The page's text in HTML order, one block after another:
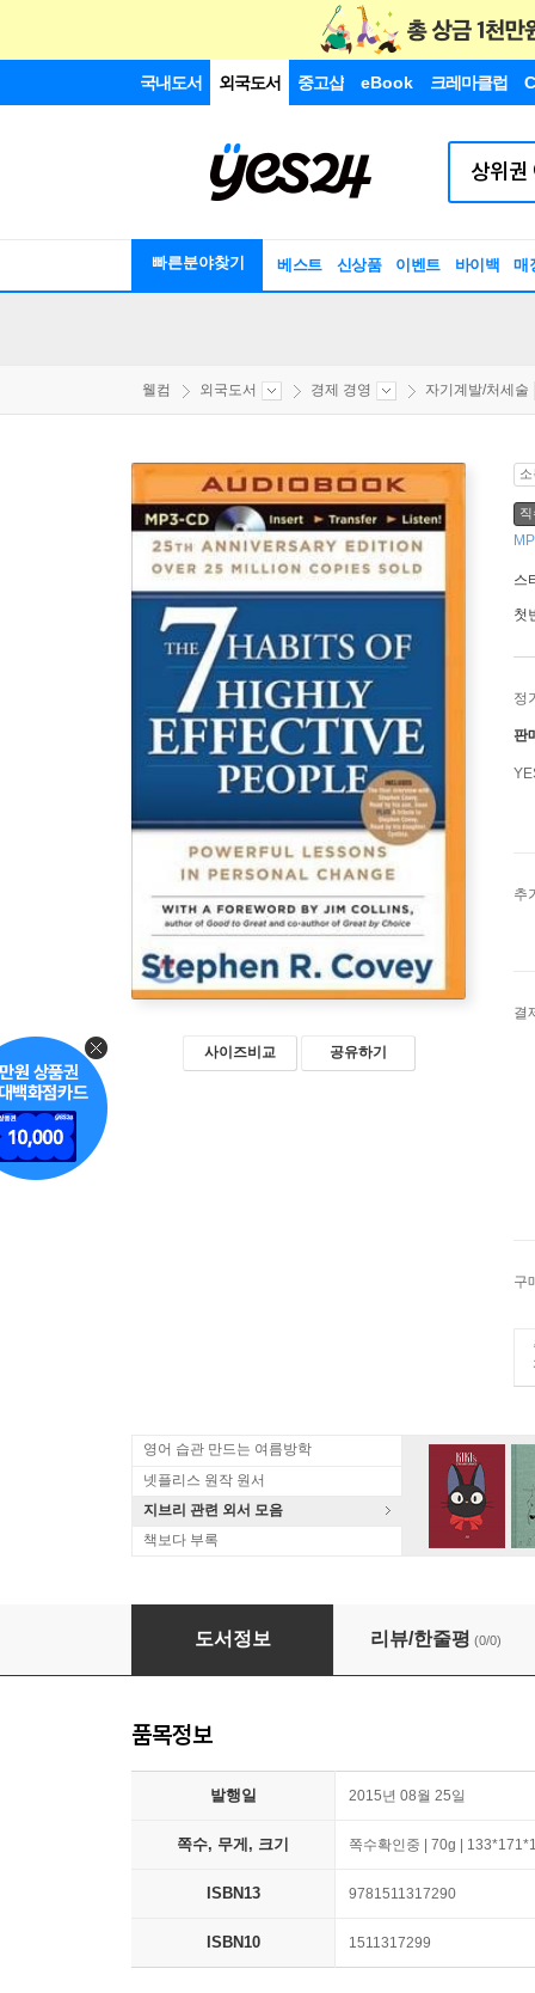
국내도서 외국도서 중고샵 eBook 크레마클럽
빠른분야찾기 베스트 신상품 이벤트 바이백 매
웰컴 외국도서 경제 경영 자기계발/처세술
사이즈비교 공유하기
스
첫
정
판
추
결
구
영어 습관 만드는 여름방학
넷플리스 원작 원서
지브리 관련 외서 모음
책보다 부록
The 7 Habits of Highly Effective People
도서정보 리뷰/한줄평 (0/0)
품목정보
발행일 2015년 08월 25일
쪽수, 무게, 크기 쪽수확인중 | 70g |
ISBN13 9781511317290
ISBN10 1511317299